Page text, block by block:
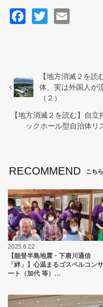
F
b
o
o
k
T
【地方消滅２を
体、実は外国人が
（２）
【地方消滅２を読む】自
ックホール型自治体リ
RECOMMEND こち
2025.6.22
【能登半島地震・下唐川通信
「絆」】心温まるゴスペルコンサ
ート（加代 等）…